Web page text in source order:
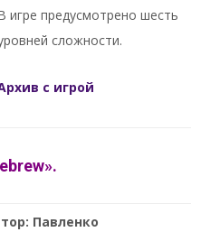
игре предусмотрено шесть
сложности.
с игрой
Павленко